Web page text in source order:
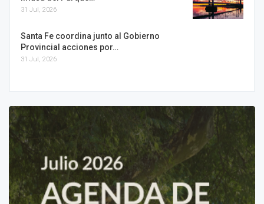
31 Jul, 2026
Santa Fe coordina junto al Gobierno
Provincial acciones por…
31 Jul, 2026